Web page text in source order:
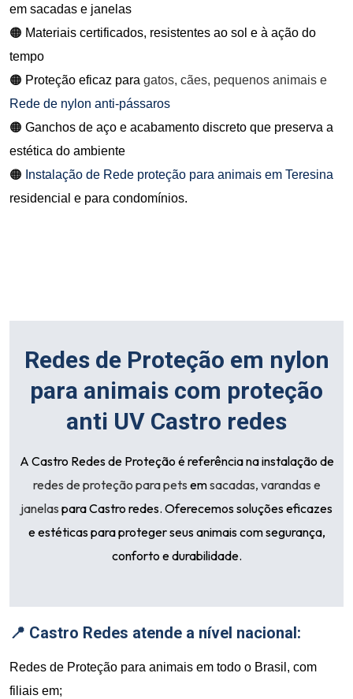
em sacadas e janelas
🟠 Materiais certificados, resistentes ao sol e à ação do
tempo
🟠 Proteção eficaz para gatos, cães, pequenos animais e
Rede de nylon anti-pássaros
🟠 Ganchos de aço e acabamento discreto que preserva a
estética do ambiente
🟠 Instalação de Rede proteção para animais em Teresina
residencial e para condomínios.
Redes de Proteção em nylon
para animais com proteção
anti UV Castro redes
A Castro Redes de Proteção é referência na instalação de
redes de proteção para pets emsacadas, varandas e
janelas para Castro redes. Oferecemos soluções eficazes
e estéticas para proteger seus animais com segurança,
conforto e durabilidade.
📍 Castro Redes atende a nível nacional:
Redes de Proteção para animais em todo o Brasil, com
filiais em;